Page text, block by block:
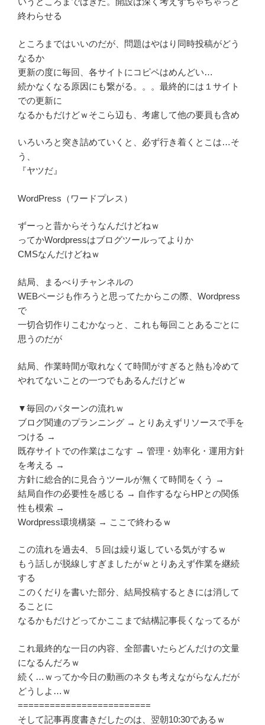
終わらせる
ところまではいいのだが、問題はやはり同時投稿がどう
なるか
更新の度に毎回、各サイトにコピペはめんどい…
続かなくなる原因にも繋がる。。。最終的には１サイト
での更新に
なるかもだけどｗそこら辺も、考慮して他の要員も含め
いろいろと突き詰めていくと、必ず行き着くとこは…そ
う、
『ヤツだ』
WordPress（ワードプレス）
ずーっと昔からそうなんだけどねｗ
ってかWordpressはブログツールってよりか
CMSなんだけどねｗ
結局、まるべりチャンネルの
WEBページも作ろうと思ってたからこの際、Wordpress
で
一切合切作りこむかなっと、これも毎回ことあるごとに
思うのだが
結局、作業時間が取れなくて時間がすぎると熱も冷めて
やれてないことの一つでもあるんだけどｗ
▼毎回のパターンの流れｗ
ブログ関連のプランニング → とりあえずリソースで手を
つける →
既存サイトでの作業はこなす → 管理・効率化・運用方針
を考える →
方針に総合的に見合うツールが無くて時間をくう →
結局自作の必要性を感じる → 自作するならHPとの関係
性も模索 →
Wordpress環境構築 → ここで終わるｗ
この流れを過去4、５回は繰り返している気がするｗ
もう話しが脱線しすぎましたがｗとりあえず作業を継続
する
このくだりを書いた部分、結局投稿するときには消して
ることに
なるかもだけどってかここまで結構記事長くなってるが
これ最終的な一日の内容、全部書いたらどんだけの文量
になるんだろｗ
続く…ｗってか今日の動画のネタも考えながらなんだが
どうしよ…ｗ
=========================
そして記事再度書きだしたのは、翌朝10:30であるｗ